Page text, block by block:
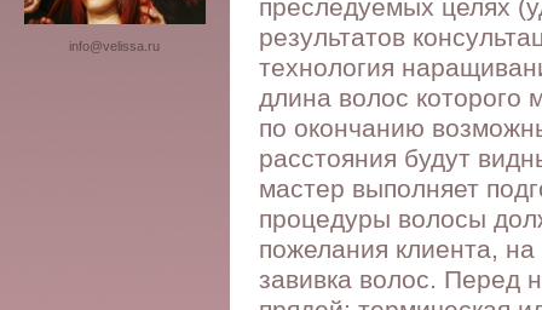
info@velissa.ru
преследуемых целях
результатов
технология
длина волос которого
по окончанию
расстояния будут
мастер выполняет
процедуры волосы
пожелания клиента,
завивка волос. Перед